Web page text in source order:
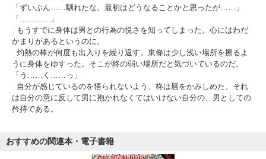
「ずいぶん……馴れたな。最初はどうなることかと思ったが……」
「…………」
もうすでに身体は男との行為の悦さを知ってしまった。心にはわだ
かまりがあるというのに。
灼熱の棒が何度も出入りを繰り返す。東條は少し浅い場所を擦るよ
うに身体をゆすった。そこが柊の弱い場所だと気づいているのだ。
「う……く……っ」
自分が感じているのを悟られないよう、柊は唇をかみしめた。それ
は自分の意に反して男に抱かれなくてはいけない自分の、男としての
矜持である。
おすすめの関連本・電子書籍